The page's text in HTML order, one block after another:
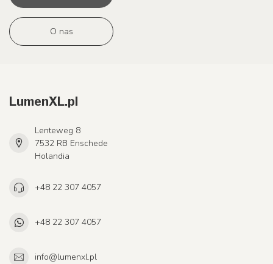
O nas
LumenXL.pl
Lenteweg 8
7532 RB Enschede
Holandia
+48 22 307 4057
+48 22 307 4057
info@lumenxl.pl